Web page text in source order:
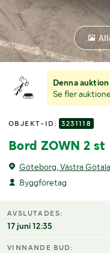
Denna
Se fler
OBJEKT-ID: 3231118
Bord ZOWN 2 st
Göteborg, Västra
Byggföretag
AVSLUTADES:
17 juni 12:35
VINNANDE BUD: